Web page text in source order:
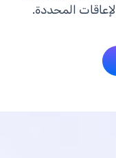
المحددة.